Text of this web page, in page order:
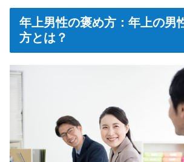
年上男性の褒め方：年上の男
方とは？